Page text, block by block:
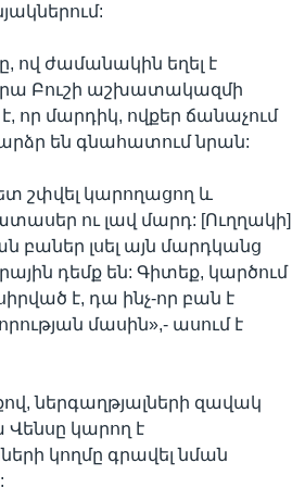
ով ժամանակին եղել է
Բուշի աշխատակազմի
որ մարդիկ, ովքեր ճանաչում
են գնահատում նրան:
շփվել կարողացող և
ու լավ մարդ: [Ուղղակի]
բաներ լսել այն մարդկանց
դեմք են: Գիտեք, կարծում
է, դա ինչ-որ բան է
մասին»,- ասում է
ներգաղթյալների զավակ
Վենսը կարող է
կողմը գրավել նման